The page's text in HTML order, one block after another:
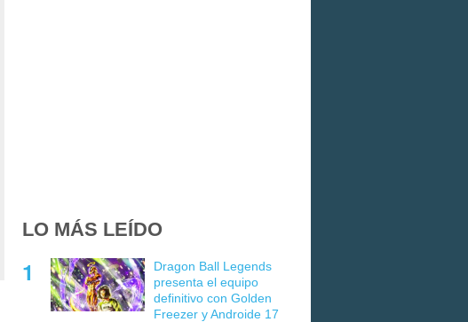
LO MÁS LEÍDO
Dragon Ball Legends
presenta el equipo
definitivo con Golden
Freezer y Androide 17